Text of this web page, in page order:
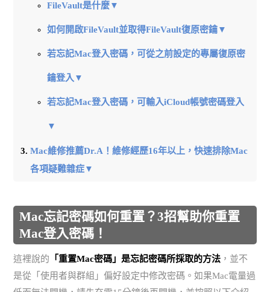
FileVault是什麼▼
如何開啟FileVault並取得FileVault復原密鑰▼
若忘記Mac登入密碼，可從之前設定的專屬復原密
鑰登入▼
若忘記Mac登入密碼，可輸入iCloud帳號密碼登入
▼
Mac維修推薦Dr.A！維修經歷16年以上，快速排除Mac
各項疑難雜症▼
Mac忘記密碼如何重置？3招幫助你重置
Mac登入密碼！
這裡說的 「重置Mac密碼」是忘記密碼所採取的方法 ，並不
是從「使用者與群組」偏好設定中修改密碼。如果Mac電量過